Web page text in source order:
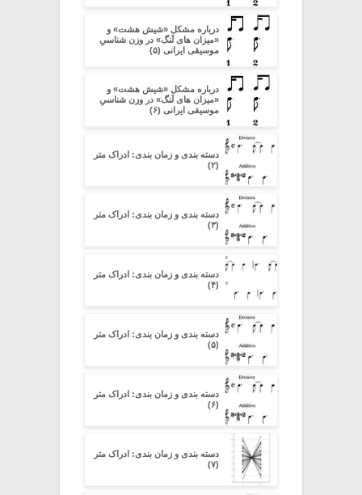
درباره مشکل «شیش هشت» و
«میزان های لَنگ» در وزن شناسیِ
موسیقی ایرانی (۵)
درباره مشکل «شیش هشت» و
«میزان های لَنگ» در وزن شناسیِ
موسیقی ایرانی (۶)
دسته بندی و زمان بندی: ادراک متر
(۲)
دسته بندی و زمان بندی: ادراک متر
(۳)
دسته بندی و زمان بندی: ادراک متر
(۴)
دسته بندی و زمان بندی: ادراک متر
(۵)
دسته بندی و زمان بندی: ادراک متر
(۶)
دسته بندی و زمان بندی: ادراک متر
(۷)